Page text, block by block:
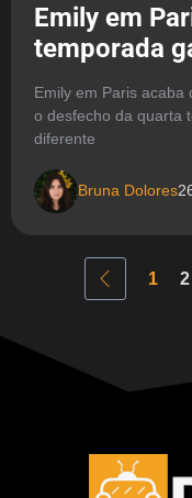
Emily em
temporada
Emily em Paris
o desfecho da quarta
diferente
Bruna Dolores
1 2